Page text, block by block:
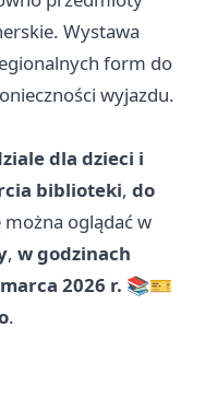
Wystawa
form do
wyjazdu.
dla dzieci i
biblioteki, do
można oglądać w
, w godzinach
2026 r. 📚🎫
.